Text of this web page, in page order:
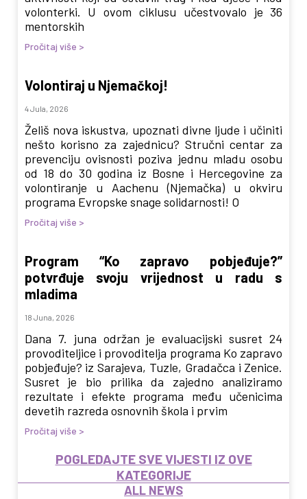
volonterki. U ovom ciklusu učestvovalo je 36
mentorskih
Pročitaj više >
Volontiraj u Njemačkoj!
4 Jula, 2026
Želiš nova iskustva, upoznati divne ljude i učiniti
nešto korisno za zajednicu? Stručni centar za
prevenciju ovisnosti poziva jednu mladu osobu
od 18 do 30 godina iz Bosne i Hercegovine za
volontiranje u Aachenu (Njemačka) u okviru
programa Evropske snage solidarnosti! O
Pročitaj više >
Program “Ko zapravo pobjeđuje?”
potvrđuje svoju vrijednost u radu s
mladima
18 Juna, 2026
Dana 7. juna održan je evaluacijski susret 24
provoditeljice i provoditelja programa Ko zapravo
pobjeđuje? iz Sarajeva, Tuzle, Gradačca i Zenice.
Susret je bio prilika da zajedno analiziramo
rezultate i efekte programa među učenicima
devetih razreda osnovnih škola i prvim
Pročitaj više >
POGLEDAJTE SVE VIJESTI IZ OVE
KATEGORIJE
ALL NEWS